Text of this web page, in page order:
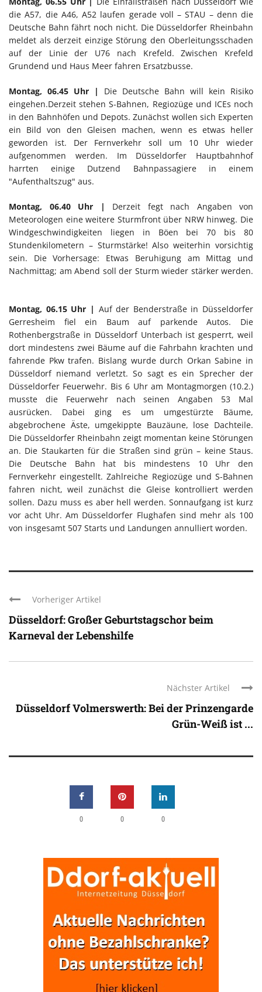
die A57, die A46, A52 laufen gerade voll – STAU – denn die
Deutsche Bahn fährt noch nicht. Die Düsseldorfer Rheinbahn
meldet als derzeit einzige Störung den Oberleitungsschaden
auf der Linie der U76 nach Krefeld. Zwischen Krefeld
Grundend und Haus Meer fahren Ersatzbusse.
Montag, 06.45 Uhr | Die Deutsche Bahn will kein Risiko
eingehen.Derzeit stehen S-Bahnen, Regiozüge und ICEs noch
in den Bahnhöfen und Depots. Zunächst wollen sich Experten
ein Bild von den Gleisen machen, wenn es etwas heller
geworden ist. Der Fernverkehr soll um 10 Uhr wieder
aufgenommen werden. Im Düsseldorfer Hauptbahnhof
harrten einige Dutzend Bahnpassagiere in einem
"Aufenthaltszug" aus.
Montag, 06.40 Uhr | Derzeit fegt nach Angaben von
Meteorologen eine weitere Sturmfront über NRW hinweg. Die
Windgeschwindigkeiten liegen in Böen bei 70 bis 80
Stundenkilometern – Sturmstärke! Also weiterhin vorsichtig
sein. Die Vorhersage: Etwas Beruhigung am Mittag und
Nachmittag; am Abend soll der Sturm wieder stärker werden.
Montag, 06.15 Uhr | Auf der Benderstraße in Düsseldorfer
Gerresheim fiel ein Baum auf parkende Autos. Die
Rothenbergstraße in Düsseldorf Unterbach ist gesperrt, weil
dort mindestens zwei Bäume auf die Fahrbahn krachten und
fahrende Pkw trafen. Bislang wurde durch Orkan Sabine in
Düsseldorf niemand verletzt. So sagt es ein Sprecher der
Düsseldorfer Feuerwehr. Bis 6 Uhr am Montagmorgen (10.2.)
musste die Feuerwehr nach seinen Angaben 53 Mal
ausrücken. Dabei ging es um umgestürzte Bäume,
abgebrochene Äste, umgekippte Bauzäune, lose Dachteile.
Die Düsseldorfer Rheinbahn zeigt momentan keine Störungen
an. Die Staukarten für die Straßen sind grün – keine Staus.
Die Deutsche Bahn hat bis mindestens 10 Uhr den
Fernverkehr eingestellt. Zahlreiche Regiozüge und S-Bahnen
fahren nicht, weil zunächst die Gleise kontrolliert werden
sollen. Dazu muss es aber hell werden. Sonnaufgang ist kurz
vor acht Uhr. Am Düsseldorfer Flughafen sind mehr als 100
von insgesamt 507 Starts und Landungen annulliert worden.
Vorheriger Artikel
Düsseldorf: Großer Geburtstagschor beim
Karneval der Lebenshilfe
Nächster Artikel
Düsseldorf Volmerswerth: Bei der Prinzengarde
Grün-Weiß ist ...
0 0 0